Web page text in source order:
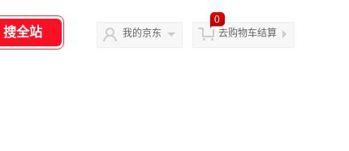
我的京东
0
去购物车结算